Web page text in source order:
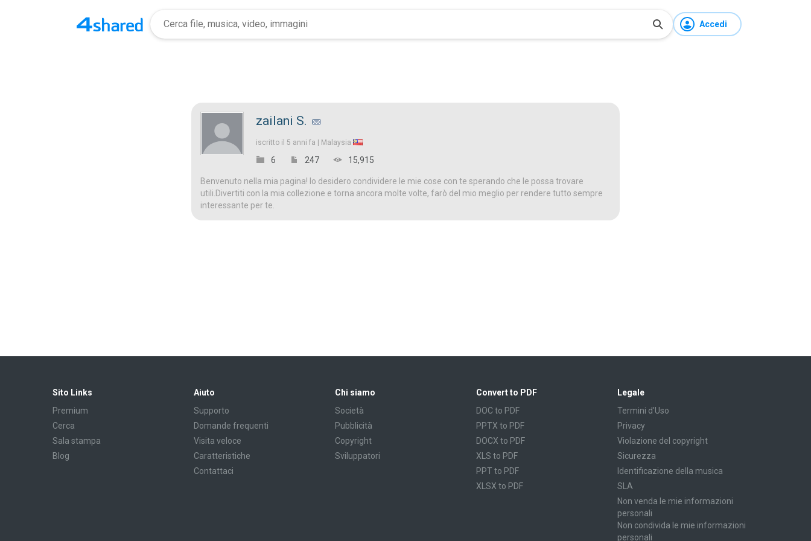
Accedi
zailani S.
iscritto il 5 anni fa | Malaysia
6 247 15,915
Benvenuto nella mia pagina! Io desidero condividere le mie cose con te sperando che le possa trovare
utili.Divertiti con la mia collezione e torna ancora molte volte, farò del mio meglio per rendere tutto sempre
interessante per te.
Sito Links
Premium
Cerca
Sala stampa
Blog
Aiuto
Supporto
Domande frequenti
Visita veloce
Caratteristiche
Contattaci
Chi siamo
Società
Pubblicità
Copyright
Sviluppatori
Convert to PDF
DOC to PDF
PPTX to PDF
DOCX to PDF
XLS to PDF
PPT to PDF
XLSX to PDF
Legale
Termini d'Uso
Privacy
Violazione del copyright
Sicurezza
Identificazione della musica
SLA
Non venda le mie informazioni
personali
Non condivida le mie informazioni
personali